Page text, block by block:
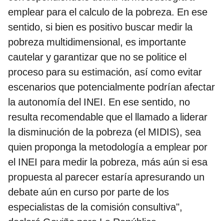
emplear para el calculo de la pobreza. En ese
sentido, si bien es positivo buscar medir la
pobreza multidimensional, es importante
cautelar y garantizar que no se politice el
proceso para su estimación, así como evitar
escenarios que potencialmente podrían afectar
la autonomía del INEI. En ese sentido, no
resulta recomendable que el llamado a liderar
la disminución de la pobreza (el MIDIS), sea
quien proponga la metodología a emplear por
el INEI para medir la pobreza, más aún si esa
propuesta al parecer estaría apresurando un
debate aún en curso por parte de los
especialistas de la comisión consultiva",